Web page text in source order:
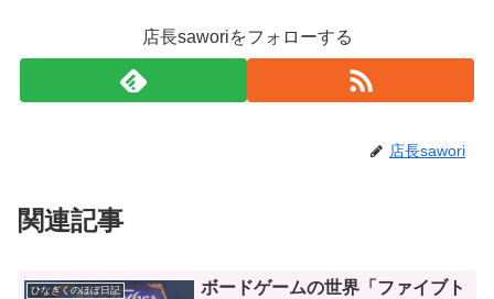
店長saworiをフォローする
店長sawori
関連記事
ひなぎくのほぼ日記
ボードゲームの世界「ファイブト